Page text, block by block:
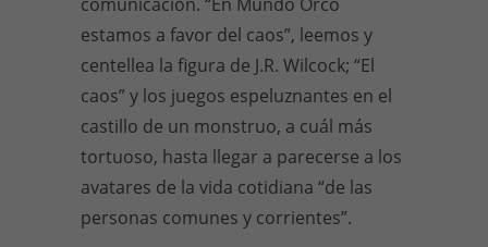
estamos a favor del caos”, leemos y
centellea la figura de J.R. Wilcock; “El
caos” y los juegos espeluznantes en el
castillo de un monstruo, a cuál más
tortuoso, hasta llegar a parecerse a los
avatares de la vida cotidiana “de las
personas comunes y corrientes”.